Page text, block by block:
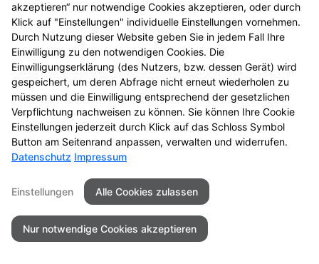
Karina Weidner, PTA
Seitenübersicht Kontakt
Impressum
Datenschutz
Barrierefreiheit
© 2026 Alte Apotheke Gohlis
akzeptieren“ nur notwendige Cookies akzeptieren, oder durch
Klick auf "Einstellungen" individuelle Einstellungen vornehmen.
Durch Nutzung dieser Website geben Sie in jedem Fall Ihre
Einwilligung zu den notwendigen Cookies. Die
Einwilligungserklärung (des Nutzers, bzw. dessen Gerät) wird
gespeichert, um deren Abfrage nicht erneut wiederholen zu
müssen und die Einwilligung entsprechend der gesetzlichen
Verpflichtung nachweisen zu können. Sie können Ihre Cookie
Einstellungen jederzeit durch Klick auf das Schloss Symbol
Button am Seitenrand anpassen, verwalten und widerrufen.
Datenschutz Impressum
Einstellungen Alle Cookies zulassen
Nur notwendige Cookies akzeptieren